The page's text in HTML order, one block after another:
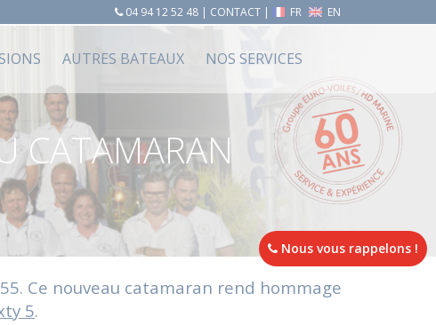
04 94 12 52 48| CONTACT| FR EN
AUTRES BATEAUX NOS SERVICES
CATAMARAN
. Ce nouveau catamaran rend hommage
5.
Nous vous rappelons !